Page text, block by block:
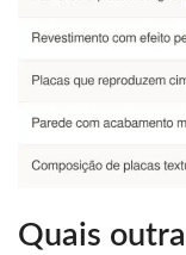
Quais